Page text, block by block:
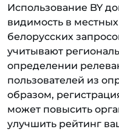
Использование BY
видимость в
белорусских
учитывают
определении
пользователей из
образом,
может повысить
улучшить рейтинг